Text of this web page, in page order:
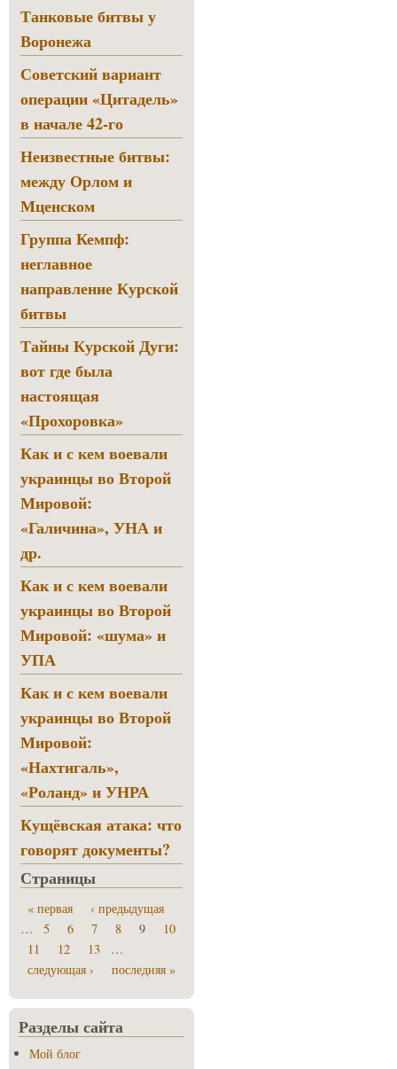
Танковые битвы у
Воронежа
Советский вариант
операции «Цитадель»
в начале 42-го
Неизвестные битвы:
между Орлом и
Мценском
Группа Кемпф:
неглавное
направление Курской
битвы
Тайны Курской Дуги:
вот где была
настоящая
«Прохоровка»
Как и с кем воевали
украинцы во Второй
Мировой:
«Галичина», УНА и
др.
Как и с кем воевали
украинцы во Второй
Мировой: «шума» и
УПА
Как и с кем воевали
украинцы во Второй
Мировой:
«Нахтигаль»,
«Роланд» и УНРА
Кущёвская атака: что
говорят документы?
Страницы
« первая
‹ предыдущая
…
5 6 7 8 9
10
11
12 13
…
следующая ›
последняя »
Разделы сайта
Мой блог